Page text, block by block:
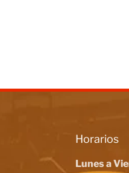
Horarios
Lunes a